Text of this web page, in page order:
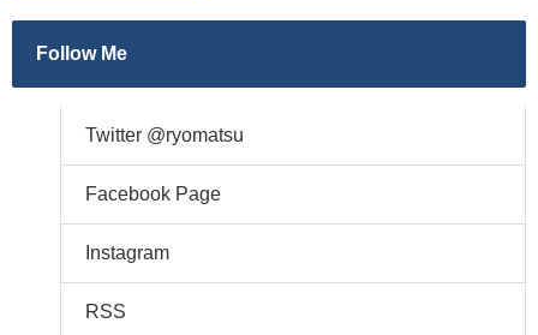
Follow Me
Twitter @ryomatsu
Facebook Page
Instagram
RSS